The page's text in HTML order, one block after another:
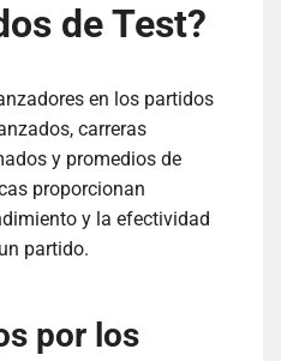
de Test?
en los partidos
carreras
y promedios de
proporcionan
y la efectividad
partido.
por los